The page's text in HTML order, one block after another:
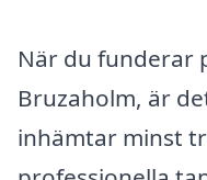
När du funderar
Bruzaholm, är
inhämtar minst